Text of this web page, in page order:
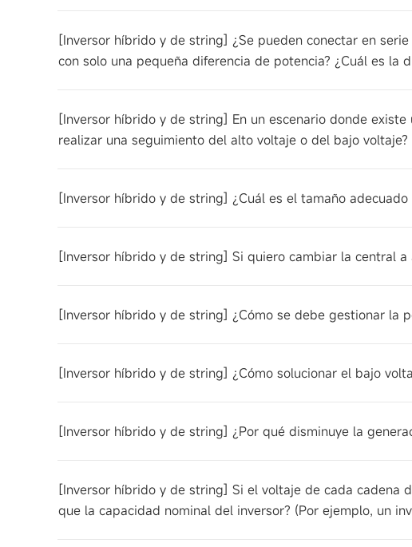
[Inversor híbrido y de string] ¿Se pueden conectar en
con solo una pequeña diferencia de potencia? ¿Cuál es
[Inversor híbrido y de string] En un escenario donde
realizar una seguimiento del alto voltaje o del bajo voltaje?
[Inversor híbrido y de string] ¿Cuál es el tamaño
[Inversor híbrido y de string] Si quiero cambiar la central
[Inversor híbrido y de string] ¿Cómo se debe gestionar la
[Inversor híbrido y de string] ¿Cómo solucionar el bajo
[Inversor híbrido y de string] ¿Por qué disminuye la
[Inversor híbrido y de string] Si el voltaje de cada cadena
que la capacidad nominal del inversor? (Por ejemplo, un